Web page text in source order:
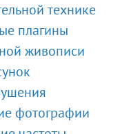
технике
плагины
живописи
фотографии